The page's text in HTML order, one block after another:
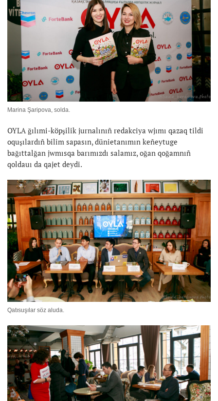
Marina Şaripova, solda.
OYLA ğılımi-köpşilik jurnalınıñ redakciya wjımı qazaq tildi
oquşılardıñ bilim sapasın, dünietanımın keñeytuge
bağıttalğan jwmısqa barımızdı salamız, oğan qoğamnıñ
qoldauı da qajet deydi.
Qatısuşılar söz aluda.